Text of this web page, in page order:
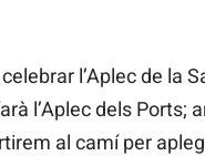
l’Aplec de la
l’Aplec dels Ports;
al camí per